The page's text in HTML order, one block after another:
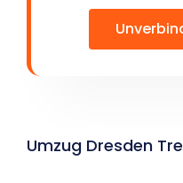
Umzug Dresden